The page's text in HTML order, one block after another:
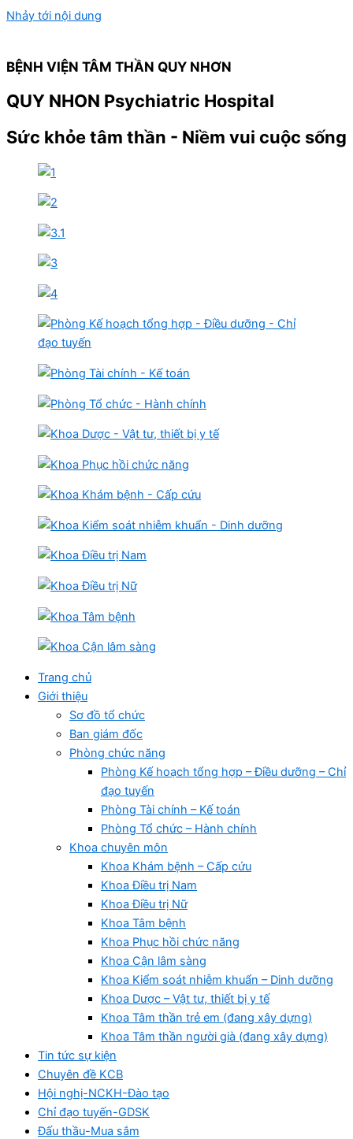
Nhảy tới nội dung
BỆNH VIỆN TÂM THẦN QUY NHƠN
QUY NHON Psychiatric Hospital
Sức khỏe tâm thần - Niềm vui cuộc sống
Trang chủ
Giới thiệu
Sơ đồ tổ chức
Ban giám đốc
Phòng chức năng
Phòng Kế hoạch tổng hợp – Điều dưỡng – Chỉ
đạo tuyến
Phòng Tài chính – Kế toán
Phòng Tổ chức – Hành chính
Khoa chuyên môn
Khoa Khám bệnh – Cấp cứu
Khoa Điều trị Nam
Khoa Điều trị Nữ
Khoa Tâm bệnh
Khoa Phục hồi chức năng
Khoa Cận lâm sàng
Khoa Kiểm soát nhiễm khuẩn – Dinh dưỡng
Khoa Dược – Vật tư, thiết bị y tế
Khoa Tâm thần trẻ em (đang xây dựng)
Khoa Tâm thần người già (đang xây dựng)
Tin tức sự kiện
Chuyên đề KCB
Hội nghị-NCKH-Đào tạo
Chỉ đạo tuyến-GDSK
Đấu thầu-Mua sắm